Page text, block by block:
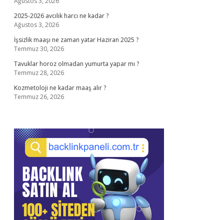
2025-2026 avcılık harcı ne kadar ?
Ağustos 3, 2026
İşsizlik maaşı ne zaman yatar Haziran 2025 ?
Temmuz 30, 2026
Tavuklar horoz olmadan yumurta yapar mı ?
Temmuz 28, 2026
Kozmetoloji ne kadar maaş alır ?
Temmuz 26, 2026